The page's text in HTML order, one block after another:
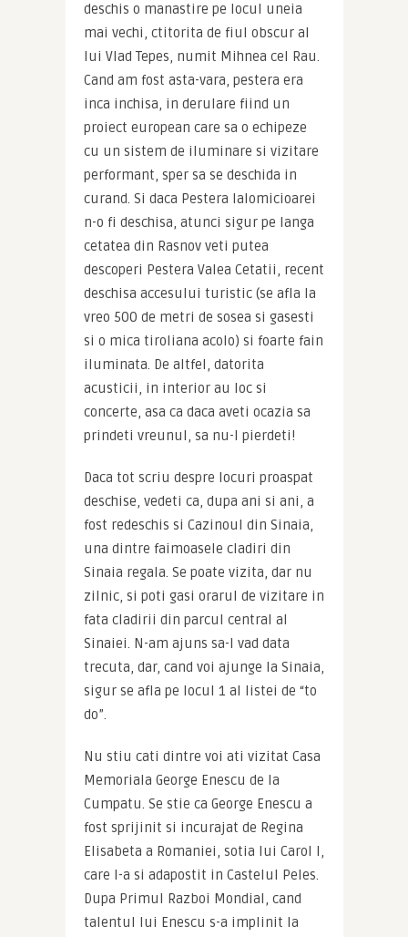
deschis o manastire pe locul uneia
mai vechi, ctitorita de fiul obscur al
lui Vlad Tepes, numit Mihnea cel Rau.
Cand am fost asta-vara, pestera era
inca inchisa, in derulare fiind un
proiect european care sa o echipeze
cu un sistem de iluminare si vizitare
performant, sper sa se deschida in
curand. Si daca Pestera Ialomicioarei
n-o fi deschisa, atunci sigur pe langa
cetatea din Rasnov veti putea
descoperi Pestera Valea Cetatii, recent
deschisa accesului turistic (se afla la
vreo 500 de metri de sosea si gasesti
si o mica tiroliana acolo) si foarte fain
iluminata. De altfel, datorita
acusticii, in interior au loc si
concerte, asa ca daca aveti ocazia sa
prindeti vreunul, sa nu-l pierdeti!
Daca tot scriu despre locuri proaspat
deschise, vedeti ca, dupa ani si ani, a
fost redeschis si Cazinoul din Sinaia,
una dintre faimoasele cladiri din
Sinaia regala. Se poate vizita, dar nu
zilnic, si poti gasi orarul de vizitare in
fata cladirii din parcul central al
Sinaiei. N-am ajuns sa-l vad data
trecuta, dar, cand voi ajunge la Sinaia,
sigur se afla pe locul 1 al listei de “to
do”.
Nu stiu cati dintre voi ati vizitat Casa
Memoriala George Enescu de la
Cumpatu. Se stie ca George Enescu a
fost sprijinit si incurajat de Regina
Elisabeta a Romaniei, sotia lui Carol I,
care l-a si adapostit in Castelul Peles.
Dupa Primul Razboi Mondial, cand
talentul lui Enescu s-a implinit la